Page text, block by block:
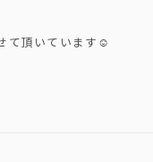
て頂いています☺️